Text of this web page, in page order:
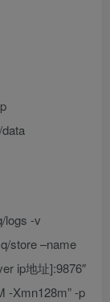
logs -v
store –name
ip地址]:9876″
-Xmn128m” -p